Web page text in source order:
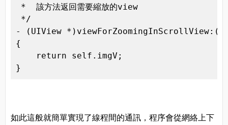
*  該方法返回需要縮放的view
*/
- (UIView
{
    return self.imgV;
}
如此這般就簡單實現了線程間的通訊，程序會從網絡上下